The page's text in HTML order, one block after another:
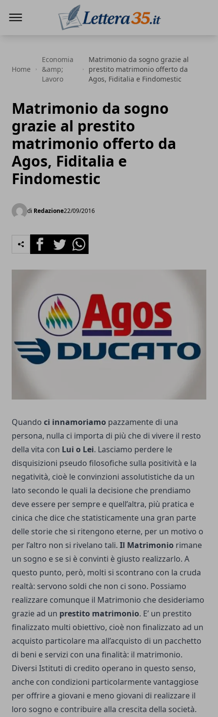
Home
Economia
&amp;
Lavoro
Matrimonio da sogno grazie al
prestito matrimonio offerto da
Agos, Fiditalia e Findomestic
Matrimonio da sogno
grazie al prestito
matrimonio offerto da
Agos, Fiditalia e
Findomestic
di Redazione22/09/2016
FacebookTwitterWhatsapp
Quando ci innamoriamo pazzamente di una
persona, nulla ci importa di più che di vivere il resto
della vita con Lui o Lei. Lasciamo perdere le
disquisizioni pseudo filosofiche sulla positività e la
negatività, cioè le convinzioni assolutistiche da un
lato secondo le quali la decisione che prendiamo
deve essere per sempre e quell’altra, più pratica e
cinica che dice che statisticamente una gran parte
delle storie che si ritengono eterne, per un motivo o
per l’altro non si rivelano tali. Il Matrimonio rimane
un sogno e se si è convinti è giusto realizzarlo. A
questo punto, però, molti si scontrano con la cruda
realtà: servono soldi che non ci sono. Possiamo
realizzare comunque il Matrimonio che desideriamo
grazie ad un prestito matrimonio. E’ un prestito
finalizzato multi obiettivo, cioè non finalizzato ad un
acquisto particolare ma all’acquisto di un pacchetto
di beni e servizi con una finalità: il matrimonio.
Diversi Istituti di credito operano in questo senso,
anche con condizioni particolarmente vantaggiose
per offrire a giovani e meno giovani di realizzare il
loro sogno e contribuire alla crescita della società.